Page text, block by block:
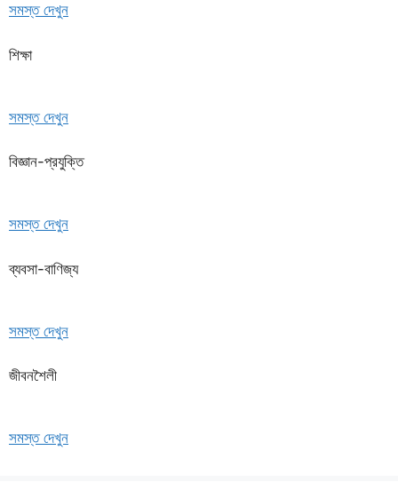
সমস্ত দেখুন
শিক্ষা
সমস্ত দেখুন
বিজ্ঞান-প্রযুক্তি
সমস্ত দেখুন
ব্যবসা-বাণিজ্য
সমস্ত দেখুন
জীবনশৈলী
সমস্ত দেখুন